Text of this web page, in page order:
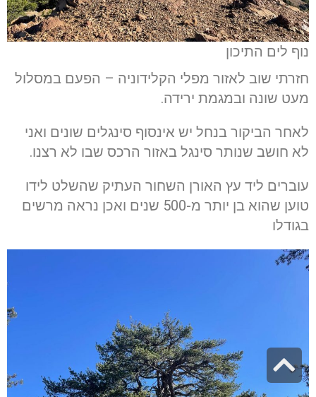
נוף לים התיכון
חזרתי שוב לאזור מפלי הקלידוניה – הפעם במסלול
מעט שונה ובמגמת ירידה.
לאחר הביקור בנחל יש אינסוף סינגלים שונים ואני
לא חושב שנותר סינגל באזור הרכס שבו לא רצנו.
עוברים ליד עץ האורן השחור העתיק שהשלט לידו
טוען שהוא בן יותר מ-500 שנים ואכן נראה מרשים
בגודלו
גלילה
לראש